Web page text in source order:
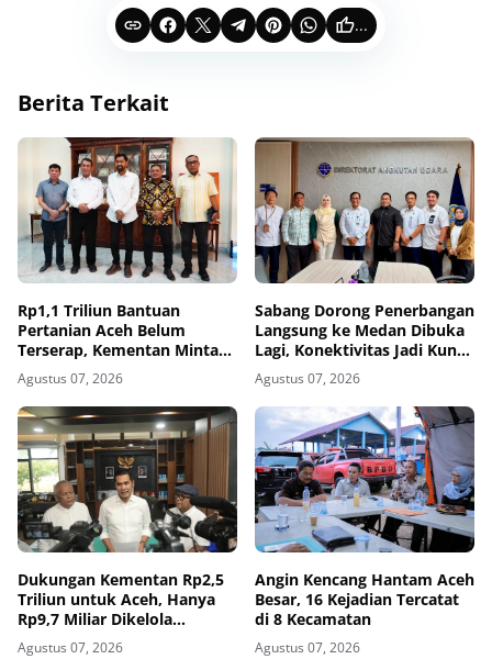
...
Berita Terkait
Rp1,1 Triliun Bantuan
Pertanian Aceh Belum
Terserap, Kementan Minta
Pemda Kejar Waktu
Agustus 07, 2026
Sabang Dorong Penerbangan
Langsung ke Medan Dibuka
Lagi, Konektivitas Jadi Kunci
Pariwisata Pulau Weh
Agustus 07, 2026
Dukungan Kementan Rp2,5
Triliun untuk Aceh, Hanya
Rp9,7 Miliar Dikelola
Pemerintah Aceh
Agustus 07, 2026
Angin Kencang Hantam Aceh
Besar, 16 Kejadian Tercatat
di 8 Kecamatan
Agustus 07, 2026